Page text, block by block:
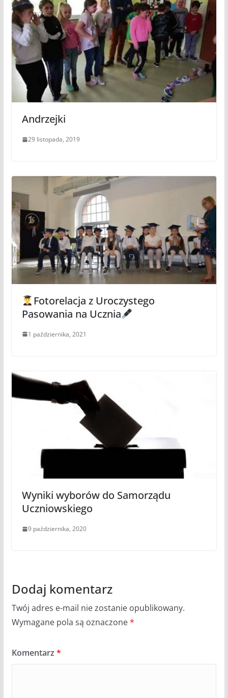
Andrzejki
29 listopada, 2019
Fotorelacja z Uroczystego
Pasowania na Ucznia
1 października, 2021
Wyniki wyborów do Samorządu
Uczniowskiego
9 października, 2020
Dodaj komentarz
Twój adres e-mail nie zostanie opublikowany.
Wymagane pola są oznaczone*
Komentarz *